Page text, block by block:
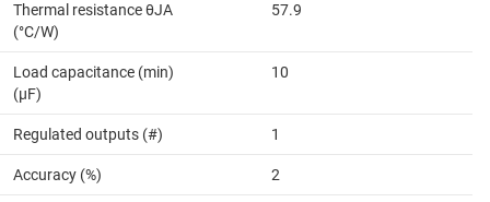
Thermal resistance θJA
(°C/W)
57.9
Load capacitance (min)
(µF)
10
Regulated outputs (#) 1
Accuracy (%) 2